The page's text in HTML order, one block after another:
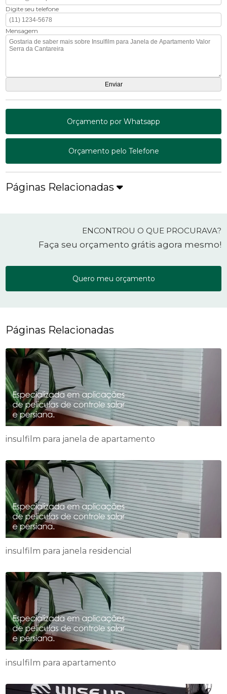
Digite seu telefone
Mensagem
Orçamento por Whatsapp
Orçamento pelo Telefone
Páginas Relacionadas
ENCONTROU O QUE PROCURAVA?
Faça seu orçamento grátis agora mesmo!
Quero meu orçamento
Páginas Relacionadas
insulfilm para janela de apartamento
insulfilm para janela residencial
insulfilm para apartamento